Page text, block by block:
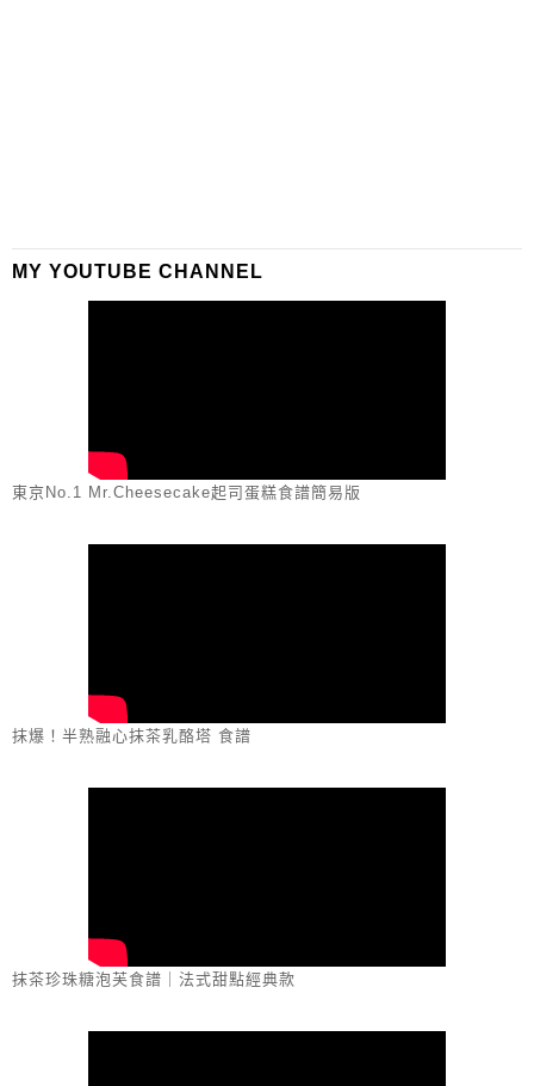
MY YOUTUBE CHANNEL
東京No.1 Mr.Cheesecake起司蛋糕食譜簡易版
抹爆！半熟融心抹茶乳酪塔 食譜
抹茶珍珠糖泡芙食譜｜法式甜點經典款